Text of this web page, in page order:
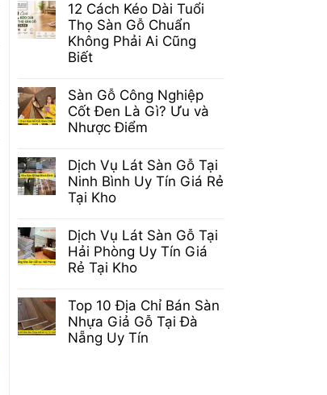
12 Cách Kéo Dài Tuổi
Thọ Sàn Gỗ Chuẩn
Không Phải Ai Cũng
Biết
bình
luận
ở
12
Dài
Tuổi
Thọ
Sàn
Không
Phải
Ai
Cũng
Biết
Sàn Gỗ Công Nghiệp
Cốt Đen Là Gì? Ưu và
Nhược Điểm
bình
luận
ở
Sàn
Nghiệp
Cốt
Đen
Là
và
Nhược
Điểm
Dịch Vụ Lát Sàn Gỗ Tại
Ninh Bình Uy Tín Giá Rẻ
Tại Kho
bình
luận
ở
Dịch
Sàn
Gỗ
Tại
Ninh
Dịch Vụ Lát Sàn Gỗ Tại
Hải Phòng Uy Tín Giá
Rẻ Tại Kho
bình
luận
ở
Dịch
Top 10 Địa Chỉ Bán Sàn
Nhựa Giả Gỗ Tại Đà
Nẵng Uy Tín